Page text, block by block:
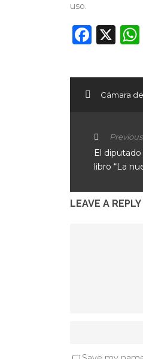
uso.
X
Cámara
El
libro “La
LEAVE A REPLY